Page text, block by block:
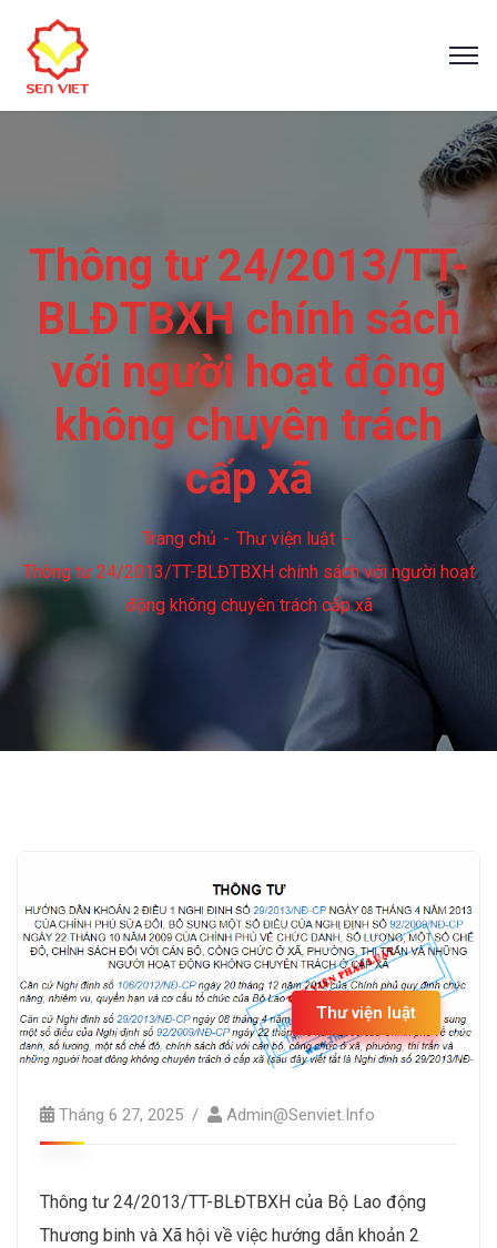
Thông tư 24/2013/TT-
BLĐTBXH chính sách
với người hoạt động
không chuyên trách
cấp xã
Trang chủ
Thư viện luật
Thông tư 24/2013/TT-BLĐTBXH chính sách với người hoạt
động không chuyên trách cấp xã
Thư viện luật
Tháng 6 27, 2025 Admin@senviet.info
Thông tư 24/2013/TT-BLĐTBXH của Bộ Lao động
Thương binh và Xã hội về việc hướng dẫn khoản 2